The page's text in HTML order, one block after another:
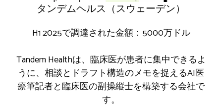
タンデムヘルス（スウェーデン）
H1 2025で調達された金額：5000万ドル
Tandem Healthは、臨床医が患者に集中できるよ
うに、相談とドラフト構造のメモを捉えるAI医
療筆記者と臨床医の副操縦士を構築する会社で
す。